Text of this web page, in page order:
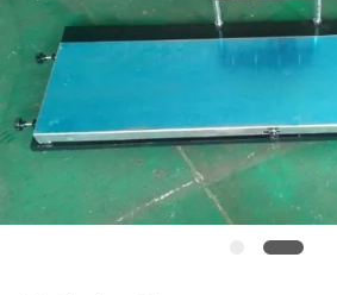
HỆ
VỚI
CHÚNG
TÔI
TIN